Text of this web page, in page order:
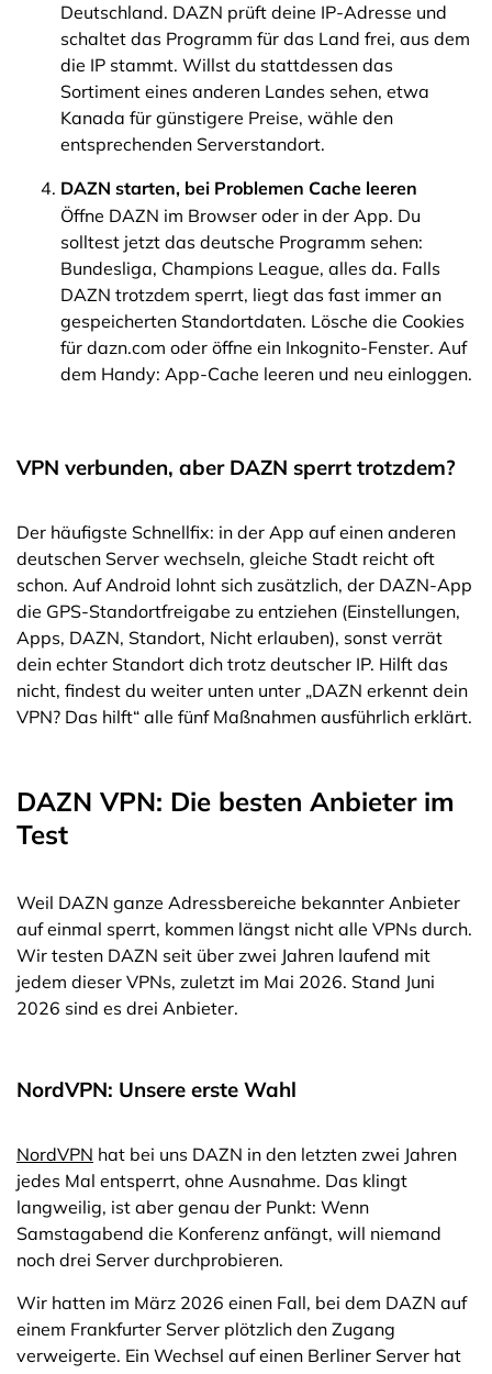
Deutschland. DAZN prüft deine IP-Adresse und
schaltet das Programm für das Land frei, aus dem
die IP stammt. Willst du stattdessen das
Sortiment eines anderen Landes sehen, etwa
Kanada für günstigere Preise, wähle den
entsprechenden Serverstandort.
DAZN starten, bei Problemen Cache leeren
Öffne DAZN im Browser oder in der App. Du
solltest jetzt das deutsche Programm sehen:
Bundesliga, Champions League, alles da. Falls
DAZN trotzdem sperrt, liegt das fast immer an
gespeicherten Standortdaten. Lösche die Cookies
für dazn.com oder öffne ein Inkognito-Fenster. Auf
dem Handy: App-Cache leeren und neu einloggen.
VPN verbunden, aber DAZN sperrt trotzdem?
Der häufigste Schnellfix: in der App auf einen anderen
deutschen Server wechseln, gleiche Stadt reicht oft
schon. Auf Android lohnt sich zusätzlich, der DAZN-App
die GPS-Standortfreigabe zu entziehen (Einstellungen,
Apps, DAZN, Standort, Nicht erlauben), sonst verrät
dein echter Standort dich trotz deutscher IP. Hilft das
nicht, findest du weiter unten unter „DAZN erkennt dein
VPN? Das hilft“ alle fünf Maßnahmen ausführlich erklärt.
DAZN VPN: Die besten Anbieter im
Test
Weil DAZN ganze Adressbereiche bekannter Anbieter
auf einmal sperrt, kommen längst nicht alle VPNs durch.
Wir testen DAZN seit über zwei Jahren laufend mit
jedem dieser VPNs, zuletzt im Mai 2026. Stand Juni
2026 sind es drei Anbieter.
NordVPN: Unsere erste Wahl
NordVPN hat bei uns DAZN in den letzten zwei Jahren
jedes Mal entsperrt, ohne Ausnahme. Das klingt
langweilig, ist aber genau der Punkt: Wenn
Samstagabend die Konferenz anfängt, will niemand
noch drei Server durchprobieren.
Wir hatten im März 2026 einen Fall, bei dem DAZN auf
einem Frankfurter Server plötzlich den Zugang
verweigerte. Ein Wechsel auf einen Berliner Server hat